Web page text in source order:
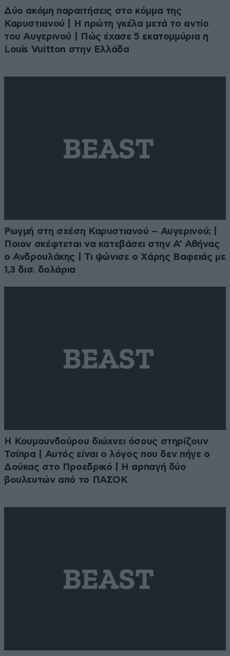
Δύο ακόμη παραιτήσεις στο κόμμα της
Καρυστιανού | Η πρώτη γκέλα μετά το αντίο
του Αυγερινού | Πώς έχασε 5 εκατομμύρια η
Louis Vuitton στην Ελλάδα
Ρωγμή στη σχέση Καρυστιανού – Αυγερινού; |
Ποιον σκέφτεται να κατεβάσει στην Α’ Αθήνας
ο Ανδρουλάκης | Τι ψώνισε ο Χάρης Βαφειάς με
1,3 δισ. δολάρια
Η Κουμουνδούρου διώχνει όσους στηρίζουν
Τσίπρα | Αυτός είναι ο λόγος που δεν πήγε ο
Δούκας στο Προεδρικό | Η αρπαγή δύο
βουλευτών από το ΠΑΣΟΚ